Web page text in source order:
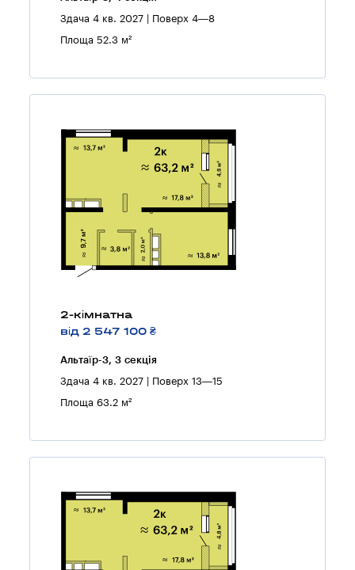
Здача 4 кв. 2027 | Поверх 4—8
Площа 52.3 м²
2-кімнатна
від 2 547 100 ₴
Альтаїр-3, 3 секцiя
Здача 4 кв. 2027 | Поверх 13—15
Площа 63.2 м²